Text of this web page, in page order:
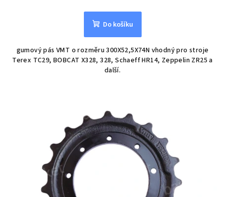
Do košíku
gumový pás VMT o rozměru 300X52,5X74N vhodný pro stroje
Terex TC29, BOBCAT X328, 328, Schaeff HR14, Zeppelin ZR25 a
další.